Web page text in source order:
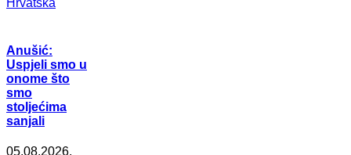
Hrvatska
Anušić:
Uspjeli smo u
onome što
smo
stoljećima
sanjali
05.08.2026.